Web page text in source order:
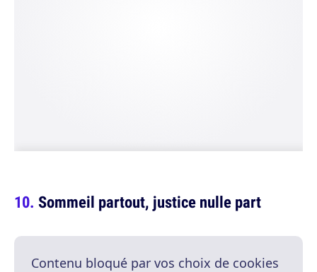
Sommeil partout, justice nulle part
Contenu bloqué par vos choix de cookies